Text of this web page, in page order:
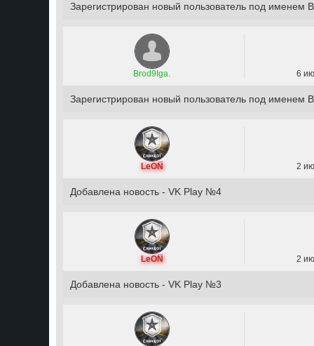
Зарегистрирован новый пользователь под именем
Brod9Iga. 6
Зарегистрирован новый пользователь под именем
LeON 2
Добавлена новость - VK Play №4
LeON 2
Добавлена новость - VK Play №3